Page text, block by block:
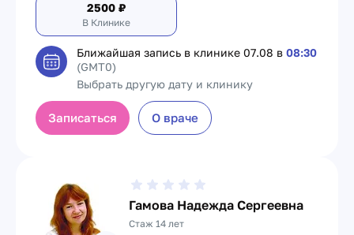
2500 ₽
В Клинике
Ближайшая запись в клинике 07.08 в 08:30
(GMT0)
Выбрать другую дату и клинику
Записаться О враче
Гамова Надежда Сергеевна
Стаж 14 лет